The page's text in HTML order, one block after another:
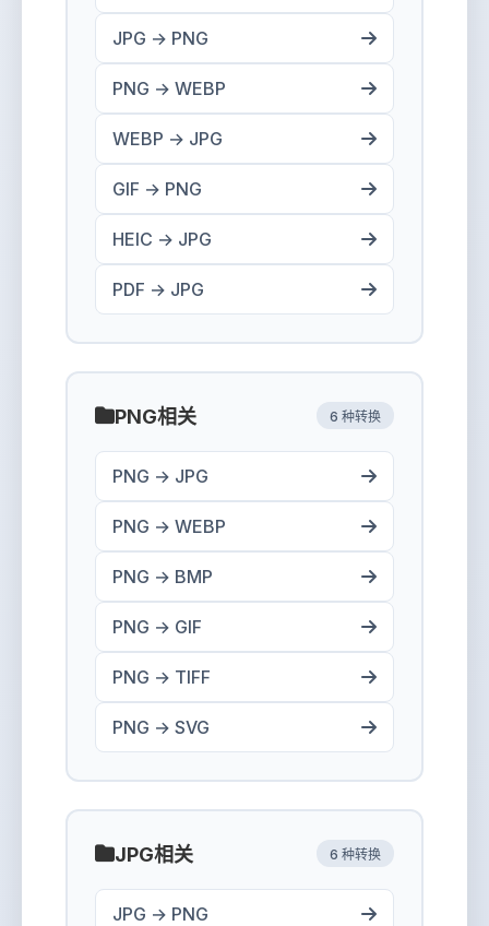
JPG → PNG
PNG → WEBP
WEBP → JPG
GIF → PNG
HEIC → JPG
PDF → JPG
PNG相关 6 种转换
PNG → JPG
PNG → WEBP
PNG → BMP
PNG → GIF
PNG → TIFF
PNG → SVG
JPG相关 6 种转换
JPG → PNG